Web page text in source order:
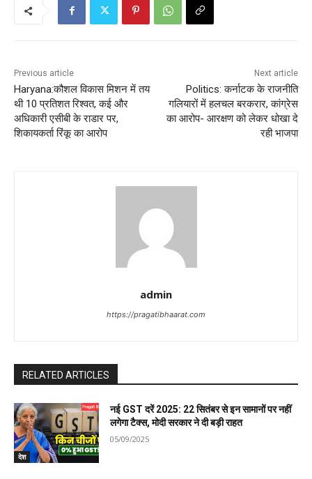
Previous article
Haryana:कौशल विकास मिशन में तय
थी 10 प्रतिशत रिश्वत, कई और
अधिकारी एसीबी के राडार पर,
शिकायकर्ता रिंकू का आरोप
Next article
Politics: कर्नाटक के राजनीति
गलियारों में हलचल बरकरार, कांग्रेस
का आरोप- आरक्षण को लेकर धोखा दे
रही भाजपा
admin
https://pragatibhaarat.com
RELATED ARTICLES
देश
नई GST दरें 2025: 22 सितंबर से इन सामानों पर नहीं
लगेगा टैक्स, मोदी सरकार ने दी बड़ी राहत
05/09/2025